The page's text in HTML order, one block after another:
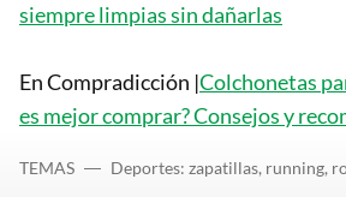
siempre limpias sin dañarlas
En Compradicción |Colchonetas
es mejor comprar? Consejos y
TEMAS Deportes: zapatillas, running,